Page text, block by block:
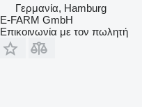
Γερμανία, Hamburg
E-FARM GmbH
Επικοινωνία με τον πωλητή